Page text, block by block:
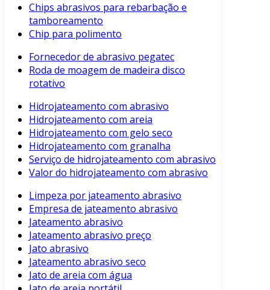
Chips abrasivos para rebarbação e
tamboreamento
Chip para polimento
Fornecedor de abrasivo pegatec
Roda de moagem de madeira disco
rotativo
Hidrojateamento com abrasivo
Hidrojateamento com areia
Hidrojateamento com gelo seco
Hidrojateamento com granalha
Serviço de hidrojateamento com abrasivo
Valor do hidrojateamento com abrasivo
Limpeza por jateamento abrasivo
Empresa de jateamento abrasivo
Jateamento abrasivo
Jateamento abrasivo preço
Jato abrasivo
Jateamento abrasivo seco
Jato de areia com água